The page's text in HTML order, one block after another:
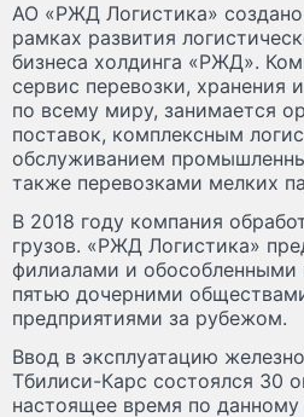
АО «РЖД Логистика» создано
рамках развития
бизнеса холдинга «РЖД».
сервис перевозки, хранения
по всему миру, занимается
поставок, комплексным
обслуживанием
также перевозками мелких
В 2018 году компания
грузов. «РЖД Логистика»
филиалами и обособленными
пятью дочерними
предприятиями за рубежом.
Ввод в эксплуатацию
Тбилиси-Карс состоялся 30
настоящее время по